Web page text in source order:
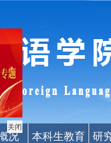
关闭
况 本科生教育 研